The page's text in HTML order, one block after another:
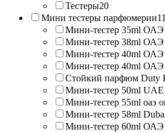
Тестеры20
Мини тестеры парфюмерии
Мини-тестер 35ml ОАЭ
Мини-тестер 38ml ОАЭ
Мини-тестер 40ml
Мини-тестер 40ml ОАЭ
Стойкий парфюм Duty
Мини-тестер 50ml
Мини-тестер 55ml оаэ
Мини-тестер 58ml
Мини-тестер 60ml ОАЭ